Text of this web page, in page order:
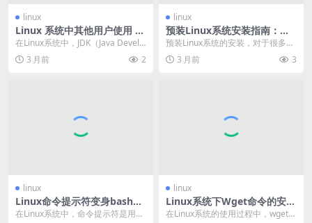
linux
Linux 系统中其他用户使用 JD
K 的方法与注意事项
在Linux系统中，JDK（Java Develo
pment Kit）是进行Ja...
3 月前 2
linux
预装Linux系统安装指南：从
准备到完成的详细步骤
预装Linux系统的安装，对于很多新
手来说可能是一件颇具挑战的事
情，但只要按照正...
3 月前 3
linux
Linux命令提示符变身bash：
操作技巧与实用指南
在Linux系统中，命令提示符是用户
linux
Linux系统下Wget命令的安装
方法与常见问题解决
在Linux系统的使用过程中，wget命